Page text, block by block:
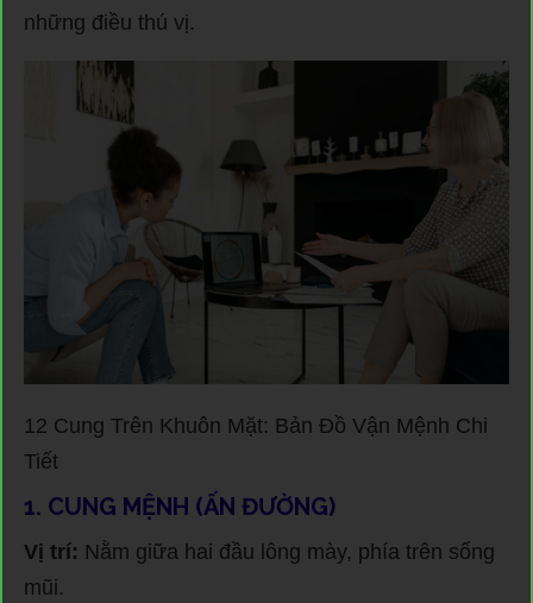
những điều thú vị.
12 Cung Trên Khuôn Mặt: Bản Đồ Vận Mệnh Chi
Tiết
1. CUNG MỆNH (ẤN ĐƯỜNG)
Vị trí: Nằm giữa hai đầu lông mày, phía trên sống
mũi.